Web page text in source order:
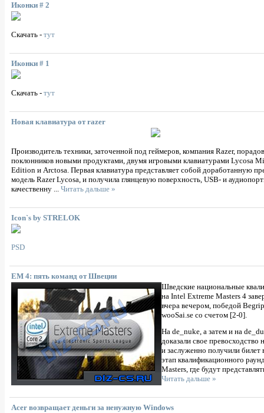
Иконки # 2
Скачать - тут
Иконки # 1
Cкачать - тут
Новая клавиатура от razer
Производитель техники, заточенной под геймеров, компания Razer,
поклонников новыми продуктами, двумя игровыми клавиатурами Lycosa
Edition и Arctosa. Первая клавиатура представляет собой доработанную
модель Razer Lycosa, и получила глянцевую поверхность, USB- и
качественну ... Читать дальше »
Icon`s by STRELOK
PSD
EM 4: пять команд от Швеции
Шведские национальные
на Intel Extreme Masters 4
вчера вечером, победой
wooSai.se со счетом [2-0].
На de_nuke, а затем и на
доказали свое превосходство
и заслуженно получили билет
этап квалификационного
Masters, где будут
Читать дальше »
Acer возвращает деньги за ненужную Windows